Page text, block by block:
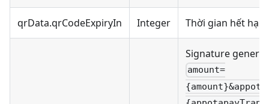
qrData.qrCodeExpiryIn Integer Thời gian hết hạn
Signature
amount=